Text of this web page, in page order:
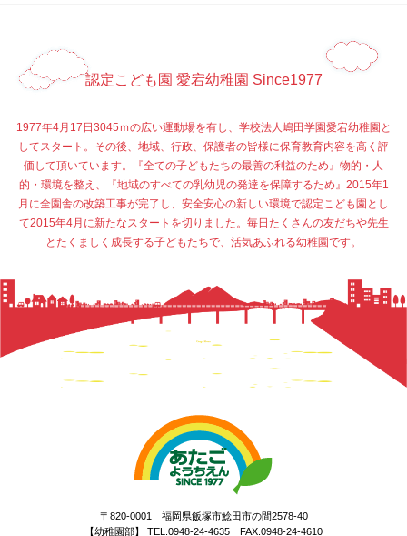
認定こども園 愛宕幼稚園 Since1977
1977年4月17日3045ｍの広い運動場を有し、学校法人嶋田学園愛宕幼稚園と
してスタート。その後、地域、行政、保護者の皆様に保育教育内容を高く評
価して頂いています。『全ての子どもたちの最善の利益のため』物的・人
的・環境を整え、『地域のすべての乳幼児の発達を保障するため』2015年1
月に全園舎の改築工事が完了し、安全安心の新しい環境で認定こども園とし
て2015年4月に新たなスタートを切りました。毎日たくさんの友だちや先生
とたくましく成長する子どもたちで、活気あふれる幼稚園です。
〒820-0001 福岡県飯塚市鯰田市の間2578-40
【幼稚園部】 TEL.0948-24-4635 FAX.0948-24-4610